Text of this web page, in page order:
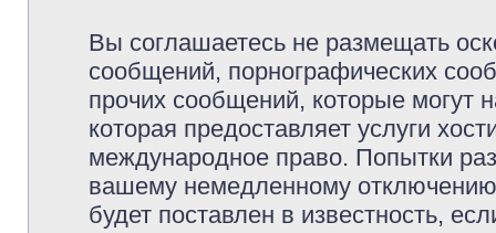
Вы соглашаетесь не размещать
сообщений, порнографических
прочих сообщений, которые могут
которая предоставляет услуги
международное право. Попытки
вашему немедленному
будет поставлен в известность,